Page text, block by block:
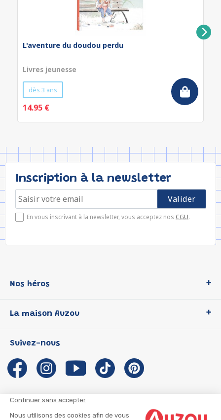
Continuer sans accepter
Nous utilisons des cookies afin de vous
L'aventure du doudou perdu
Livres jeunesse
dès 3 ans
14.95 €
Inscription à la newsletter
En vous inscrivant à la newsletter, vous acceptez nos CGU.
Nos héros
P'tit Loup
Les Influenceuses
Migali
Petite Taupe
La maison Auzou
Notre histoire
Auzou s'engage
Auteurs et illustrateurs Auzou
Suivez-nous